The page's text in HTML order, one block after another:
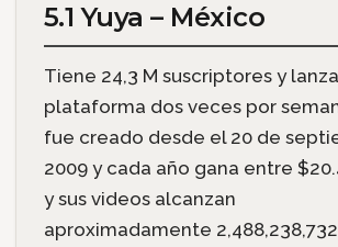
5.1 Yuya – México
Tiene 24,3 M suscriptores y
plataforma dos veces por
fue creado desde el 20 de
2009 y cada año gana entre
y sus videos alcanzan
aproximadamente 2,488,238,732